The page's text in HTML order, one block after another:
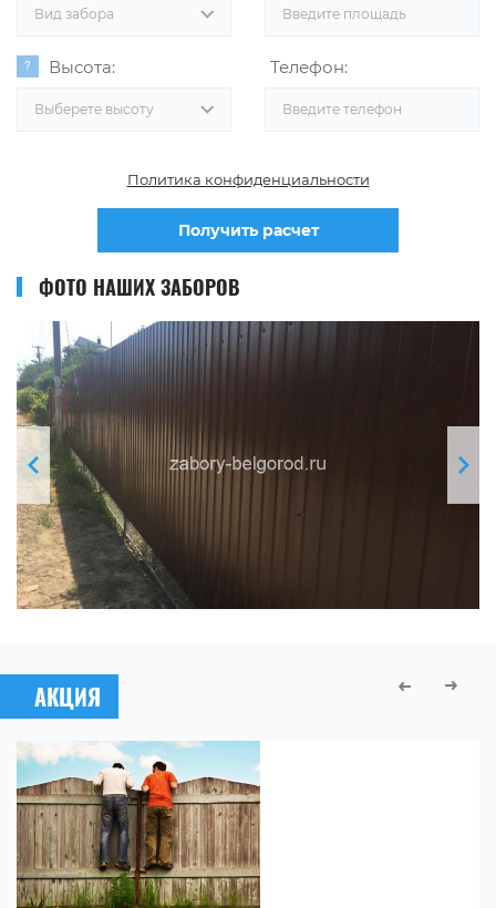
Вид забора
Высота:
Выберете высоту
Телефон:
Политика конфиденциальности
Получить расчет
ФОТО НАШИХ ЗАБОРОВ
АКЦИЯ